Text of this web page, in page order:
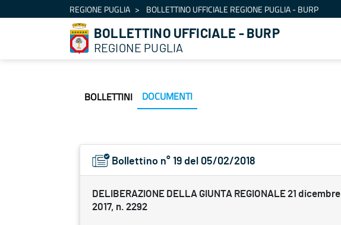
Salta al contenutoREGIONE PUGLIA BOLLETTINO UFFICIALE REGIONE PUGLIA - BURP
BOLLETTINO UFFICIALE - BURP
REGIONE PUGLIA
BOLLETTINI DOCUMENTI
Bollettino n° 19 del 05/02/2018
DELIBERAZIONE DELLA GIUNTA REGIONALE 21 dicembre
2017, n. 2292